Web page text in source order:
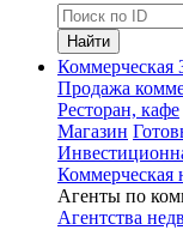
Найти
Коммерческая
Продажа
Ресторан, кафе
Магазин
Коммерческая
Агенты по
Агентства